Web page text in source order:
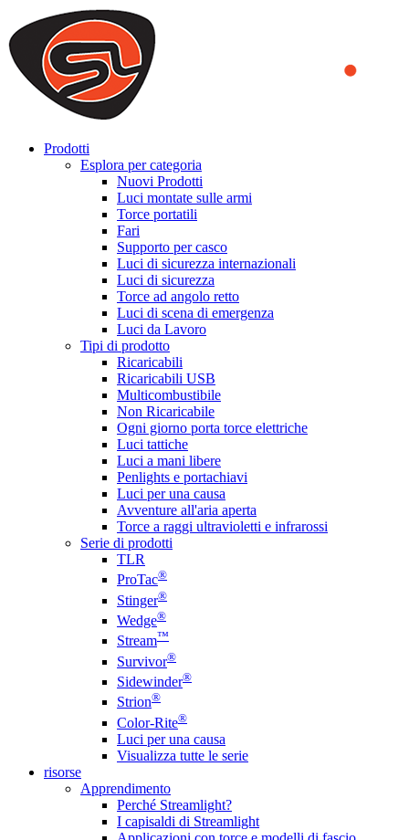
We use cookies to ensure that we provide you the best experience
on our website. By continuing to browse this website, you accept
that cookies are used to help us analyze how the website is used and
to offer you a better experience. To learn more or to find out how
you can disable cookies, you can access our
Prodotti
Esplora per categoria
Nuovi Prodotti
Luci montate sulle armi
Torce portatili
Fari
Supporto per casco
Luci di sicurezza internazionali
Luci di sicurezza
Torce ad angolo retto
Luci di scena di emergenza
Luci da Lavoro
Tipi di prodotto
Ricaricabili
Ricaricabili USB
Multicombustibile
Non Ricaricabile
Ogni giorno porta torce elettriche
Luci tattiche
Luci a mani libere
Penlights e portachiavi
Luci per una causa
Avventure all'aria aperta
Torce a raggi ultravioletti e infrarossi
Serie di prodotti
TLR
ProTac®
Stinger®
Wedge®
Stream™
Survivor®
Sidewinder®
Strion®
Color-Rite®
Luci per una causa
Visualizza tutte le serie
risorse
Apprendimento
Perché Streamlight?
I capisaldi di Streamlight